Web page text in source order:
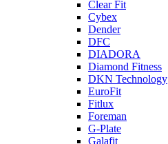
Clear Fit
Cybex
Dender
DFC
DIADORA
Diamond Fitness
DKN Technology
EuroFit
Fitlux
Foreman
G-Plate
Galafit